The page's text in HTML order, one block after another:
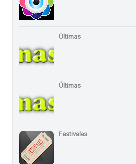
Últimas
Últimas
Festivales